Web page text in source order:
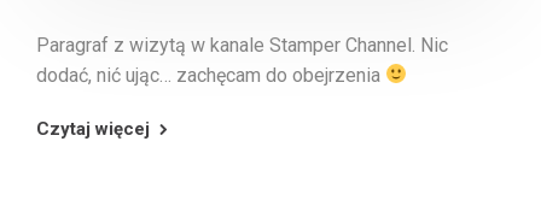
Paragraf z wizytą w kanale Stamper Channel. Nic
dodać, nić ując… zachęcam do obejrzenia
Czytaj więcej